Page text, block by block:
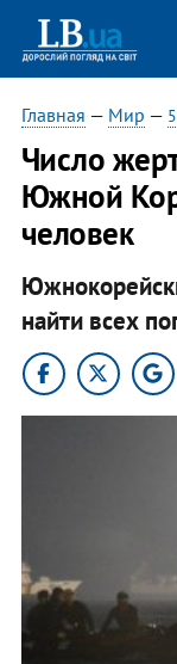
Главная — Мир —
Число
Южной
человек
найти всех